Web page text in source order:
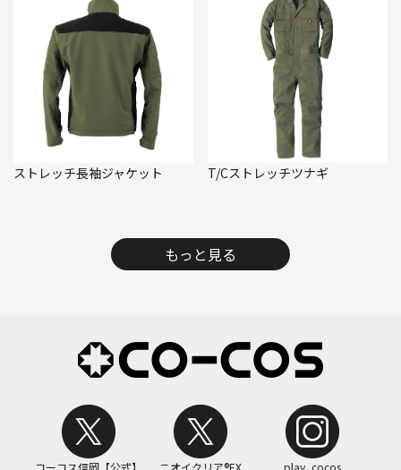
ストレッチ長袖ジャケット T/Cストレッチツナギ
もっと見る
コーコス信岡【公式】 ニオイクリア®EX play_cocos